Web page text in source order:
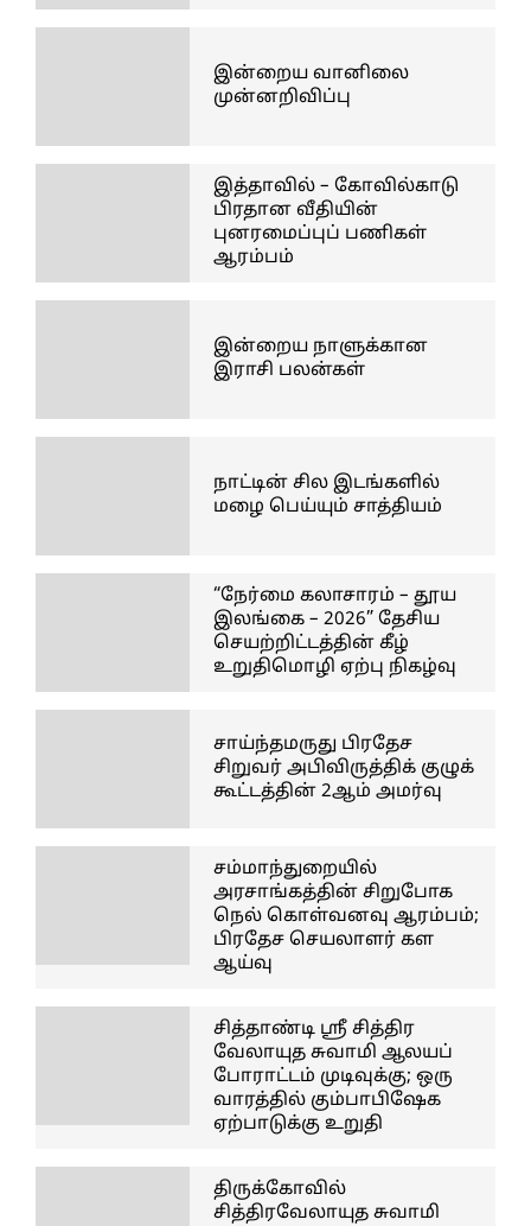
இன்றைய வானிலை
முன்னறிவிப்பு
இத்தாவில் – கோவில்காடு
பிரதான வீதியின்
புனரமைப்புப் பணிகள்
ஆரம்பம்
இன்றைய நாளுக்கான
இராசி பலன்கள்
நாட்டின் சில இடங்களில்
மழை பெய்யும் சாத்தியம்
“நேர்மை கலாசாரம் – தூய
இலங்கை – 2026” தேசிய
செயற்றிட்டத்தின் கீழ்
உறுதிமொழி ஏற்பு நிகழ்வு
சாய்ந்தமருது பிரதேச
சிறுவர் அபிவிருத்திக் குழுக்
கூட்டத்தின் 2ஆம் அமர்வு
சம்மாந்துறையில்
அரசாங்கத்தின் சிறுபோக
நெல் கொள்வனவு ஆரம்பம்;
பிரதேச செயலாளர் கள
ஆய்வு
சித்தாண்டி ஸ்ரீ சித்திர
வேலாயுத சுவாமி ஆலயப்
போராட்டம் முடிவுக்கு; ஒரு
வாரத்தில் கும்பாபிஷேக
ஏற்பாடுக்கு உறுதி
திருக்கோவில்
சித்திரவேலாயுத சுவாமி